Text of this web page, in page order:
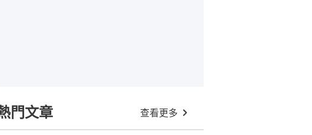
門文章 查看更多